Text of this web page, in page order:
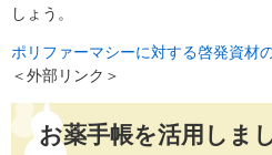
しょう。
ポリファーマシーに対する啓発資材
＜外部リンク＞
お薬手帳を活用しま